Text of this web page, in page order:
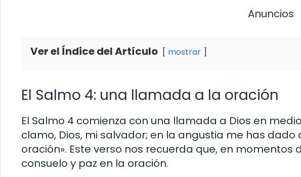
Anuncios
Ver el Índice del Artículo mostrar
El Salmo 4: una llamada a la oración
El Salmo 4 comienza con una llamada a Dios en
clamo, Dios, mi salvador; en la angustia me has
oración». Este verso nos recuerda que, en
consuelo y paz en la oración.